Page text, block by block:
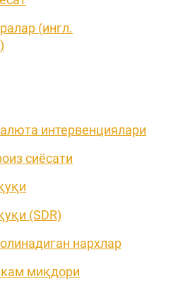
(ингл.
интервенциялари
сиёсати
(SDR)
нархлар
кам миқдори